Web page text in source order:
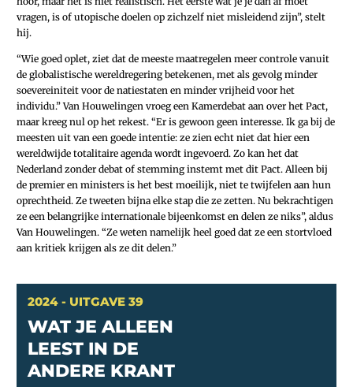
vragen, is of utopische doelen op zichzelf niet misleidend zijn”, stelt
hij.
“Wie goed oplet, ziet dat de meeste maatregelen meer controle vanuit
de globalistische wereldregering betekenen, met als gevolg minder
soevereiniteit voor de natiestaten en minder vrijheid voor het
individu.” Van Houwelingen vroeg een Kamerdebat aan over het Pact,
maar kreeg nul op het rekest. “Er is gewoon geen interesse. Ik ga bij de
meesten uit van een goede intentie: ze zien echt niet dat hier een
wereldwijde totalitaire agenda wordt ingevoerd. Zo kan het dat
Nederland zonder debat of stemming instemt met dit Pact. Alleen bij
de premier en ministers is het best moeilijk, niet te twijfelen aan hun
oprechtheid. Ze tweeten bijna elke stap die ze zetten. Nu bekrachtigen
ze een belangrijke internationale bijeenkomst en delen ze niks”, aldus
Van Houwelingen. “Ze weten namelijk heel goed dat ze een stortvloed
aan kritiek krijgen als ze dit delen.”
2024 - UITGAVE 39
WAT JE ALLEEN
LEEST IN DE
ANDERE KRANT